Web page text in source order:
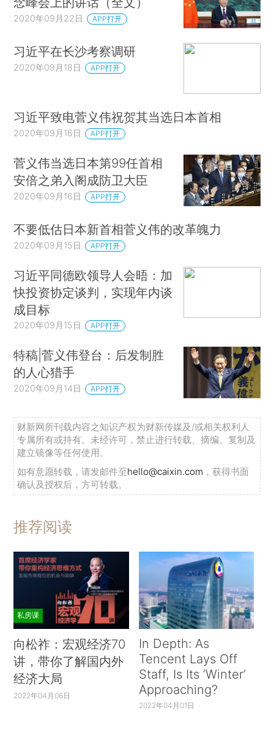
2020年09月22日 APP打开
习近平在长沙考察调研
2020年09月18日 APP打开
习近平致电菅义伟祝贺其当选日本首相
2020年09月16日 APP打开
菅义伟当选日本第99任首相
安倍之弟入阁成防卫大臣
2020年09月16日 APP打开
不要低估日本新首相菅义伟的改革魄力
2020年09月15日 APP打开
习近平同德欧领导人会晤：加
快投资协定谈判，实现年内谈
成目标
2020年09月15日 APP打开
特稿|菅义伟登台：后发制胜
的人心猎手
2020年09月14日 APP打开
财新网所刊载内容之知识产权为财新传媒及/或相关权利人
专属所有或持有。未经许可，禁止进行转载、摘编、复制及
建立镜像等任何使用。
如有意愿转载，请发邮件至hello@caixin.com ，获得书面
确认及授权后，方可转载。
推荐阅读
私房课
向松祚：宏观经济70
讲，带你了解国内外
经济大局
2022年04月06日
In Depth: As
Tencent Lays Off
Staff, Is Its ‘Winter’
Approaching?
2022年04月01日